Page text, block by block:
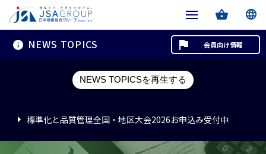
NEWS TOPICS
NEWS TOPICSを再生する
標準化と品質管理全国・地区大会2026お申込み受付中
標準化と品質管理全国・地区大会2026お申込み受付中
会員向け情報